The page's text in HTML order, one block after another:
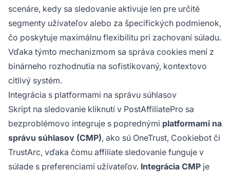
scenáre, kedy sa sledovanie aktivuje len pre určité
segmenty užívateľov alebo za špecifických podmienok,
čo poskytuje maximálnu flexibilitu pri zachovaní súladu.
Vďaka týmto mechanizmom sa správa cookies mení z
binárneho rozhodnutia na sofistikovaný, kontextovo
citlivý systém.
Integrácia s platformami na správu súhlasov
Skript na sledovanie kliknutí v PostAffiliatePro sa
bezproblémovo integruje s poprednými platformami na
správu súhlasov (CMP), ako sú OneTrust, Cookiebot či
TrustArc, vďaka čomu affiliate sledovanie funguje v
súlade s preferenciami užívateľov. Integrácia CMP je